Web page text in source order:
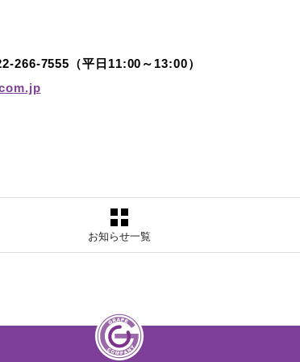
266-7555（平日11:00～13:00）
お知らせ一覧